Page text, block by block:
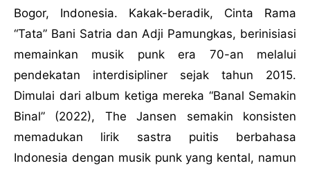
Bogor, Indonesia. Kakak-beradik, Cinta Rama
“Tata” Bani Satria dan Adji Pamungkas, berinisiasi
memainkan musik punk era 70-an melalui
pendekatan interdisipliner sejak tahun 2015.
Dimulai dari album ketiga mereka “Banal Semakin
Binal” (2022), The Jansen semakin konsisten
memadukan lirik sastra puitis berbahasa
Indonesia dengan musik punk yang kental, namun